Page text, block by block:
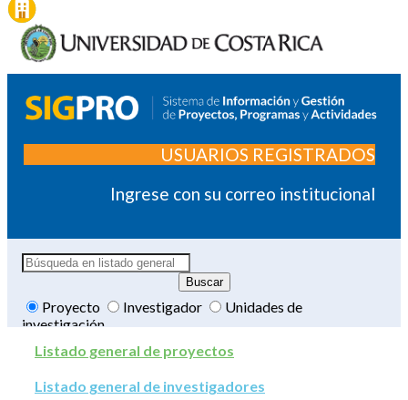
USUARIOS REGISTRADOS
Ingrese con su correo institucional
Proyecto Investigador
Unidades de
investigación
Listado general de proyectos
Listado general de investigadores